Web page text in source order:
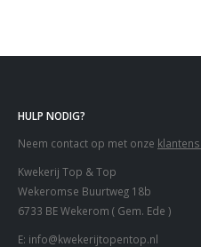
HULP NODIG?
Neem contact op met onze
Kwekerij Top & Top
Wekeromse Buurtweg 18b
6733 BE Wekerom ( Gem. Ede )
E: info@kwekerijtopentop.nl